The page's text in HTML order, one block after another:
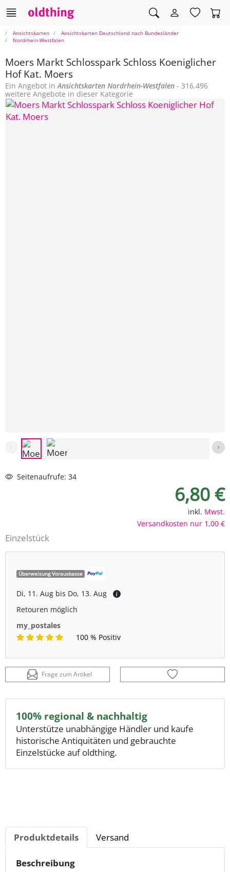
Ansichtskarten
Ansichtskarten Deutschland nach Bundesländer
Nordrhein-Westfalen
Moers Markt Schlosspark Schloss Koeniglicher
Hof Kat. Moers
Ein Angebot inAnsichtskarten Nordrhein-Westfalen - 316.496
weitere Angebote in dieser Kategorie
Seitenaufrufe: 34
6,80 €
inkl. Mwst.
Versandkosten nur 1,00 €
Einzelstück
Überweisung Vorauskasse
Di, 11. Aug bis Do, 13. Aug
Retouren möglich
my_postales
100 % Positiv
Frage zum Artikel
100% regional & nachhaltig
Unterstütze unabhängige Händler und kaufe
historische Antiquitäten und gebrauchte
Einzelstücke auf oldthing.
Produktdetails Versand
Beschreibung